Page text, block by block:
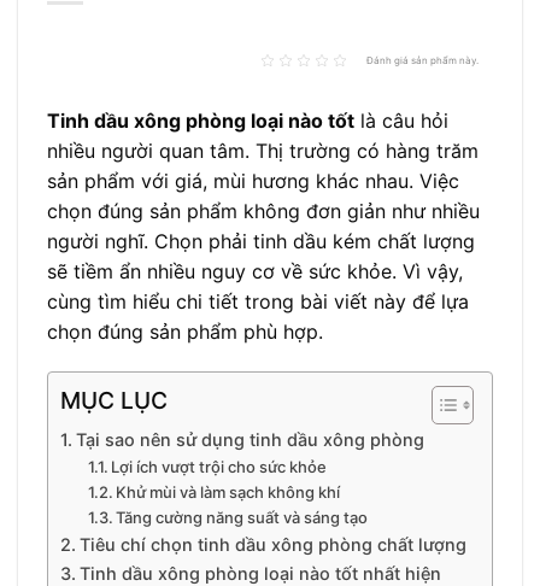
Đánh giá sản phẩm này.
Tinh dầu xông phòng loại nào tốt là câu hỏi
nhiều người quan tâm. Thị trường có hàng trăm
sản phẩm với giá, mùi hương khác nhau. Việc
chọn đúng sản phẩm không đơn giản như nhiều
người nghĩ. Chọn phải tinh dầu kém chất lượng
sẽ tiềm ẩn nhiều nguy cơ về sức khỏe. Vì vậy,
cùng tìm hiểu chi tiết trong bài viết này để lựa
chọn đúng sản phẩm phù hợp.
MỤC LỤC
Tại sao nên sử dụng tinh dầu xông phòng
Lợi ích vượt trội cho sức khỏe
Khử mùi và làm sạch không khí
Tăng cường năng suất và sáng tạo
Tiêu chí chọn tinh dầu xông phòng chất lượng
Tinh dầu xông phòng loại nào tốt nhất hiện